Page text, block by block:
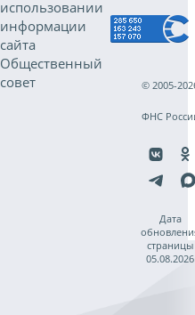
использовании
информации
сайта
Общественный
совет
© 2005-
ФНС
Дата
страницы
05.08.2026